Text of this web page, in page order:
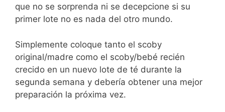
que no se sorprenda ni se decepcione si su
primer lote no es nada del otro mundo.
Simplemente coloque tanto el scoby
original/madre como el scoby/bebé recién
crecido en un nuevo lote de té durante la
segunda semana y debería obtener una mejor
preparación la próxima vez.